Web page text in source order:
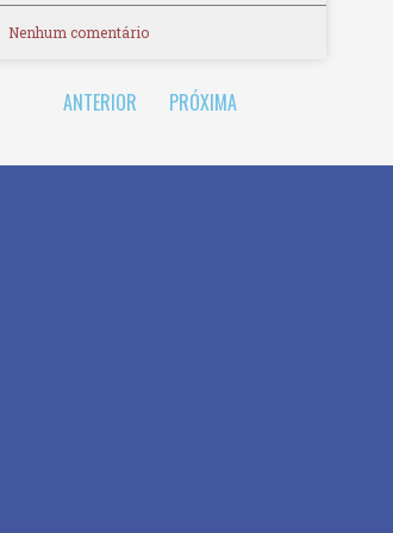
Nenhum comentário
ANTERIOR PRÓXIMA